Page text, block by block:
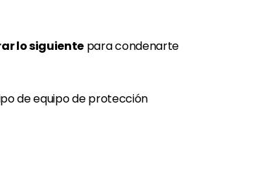
lo siguiente para condenarte
de equipo de protección